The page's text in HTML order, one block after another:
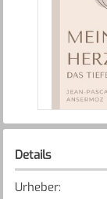
Details
Urheber: